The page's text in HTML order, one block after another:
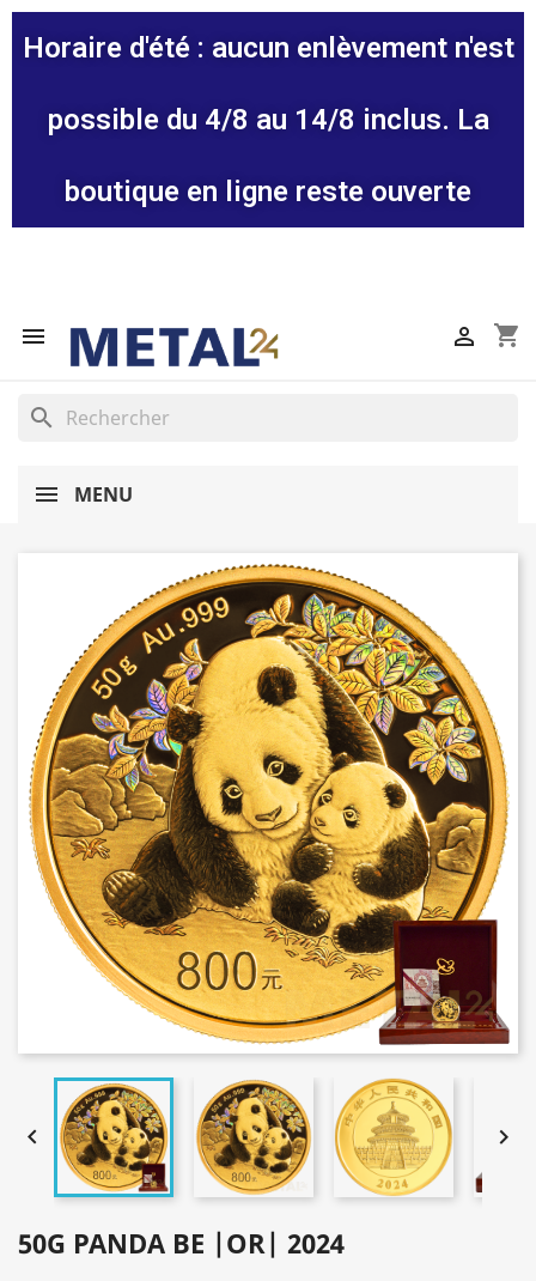
Horaire d'été : aucun enlèvement n'est
possible du 4/8 au 14/8 inclus. La
boutique en ligne reste ouverte
 shopping_cart

search
MENU
 
50G PANDA BE |OR| 2024